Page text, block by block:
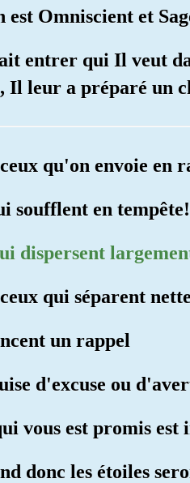
est Omniscient et
entrer qui Il veut
Il leur a préparé un
qu'on envoie en
soufflent en tempête!
dispersent
qui séparent
un rappel
d'excuse ou
vous est promis est
donc les étoiles